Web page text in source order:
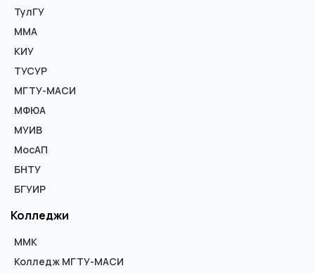
ТулГУ
ММА
КИУ
ТУСУР
МГТУ-МАСИ
МФЮА
МУИВ
МосАП
БНТУ
БГУИР
Колледжи
ММК
Колледж МГТУ-МАСИ